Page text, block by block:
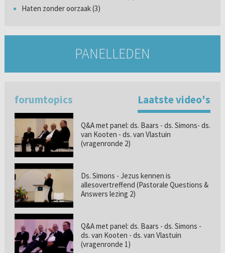
Haten zonder oorzaak (3)
PANELLEDEN
forumtopics Laatste video's
Q&A met panel: ds. Baars - ds. Simons- ds.
van Kooten - ds. van Vlastuin
(vragenronde 2)
Ds. Simons - Jezus kennen is
allesovertreffend (Pastorale Questions &
Answers lezing 2)
Q&A met panel: ds. Baars - ds. Simons -
ds. van Kooten - ds. van Vlastuin
(vragenronde 1)